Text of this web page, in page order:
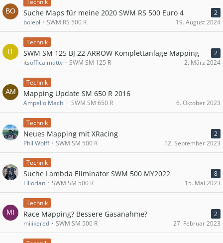
Technik
Suche Maps für meine 2020 SWM RS 500 Euro 4
2
bolepl
SWM RS 500 R 19. August 2024
Technik
SWM SM 125 BJ 22 ARROW Komplettanlage Mapping
2
itsofficalmatty
SWM SM 125 R 2. März 2024
Technik
Mapping Update SM 650 R 2016
Ampelio Machi SWM SM 650 R 6. Oktober 2023
Technik
Neues Mapping mit XRacing
2
Phil Wolff
SWM SM 500 R 12. September 2023
Technik
Suche Lambda Eliminator SWM 500 MY2022
8
Flllorian
SWM SM 500 R 15. Mai 2023
Technik
Race Mapping? Bessere Gasanahme?
2
miiikered
SWM SM 500 R 27. Februar 2023